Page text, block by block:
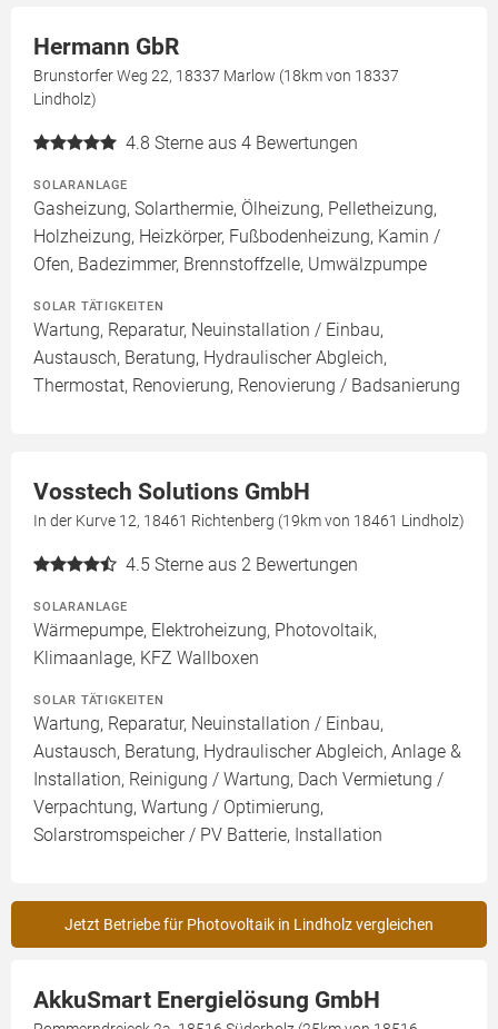
Hermann GbR
Brunstorfer Weg 22, 18337 Marlow (18km von 18337
Lindholz)
4.8 Sterne aus 4 Bewertungen
SOLARANLAGE
Gasheizung, Solarthermie, Ölheizung, Pelletheizung,
Holzheizung, Heizkörper, Fußbodenheizung, Kamin /
Ofen, Badezimmer, Brennstoffzelle, Umwälzpumpe
SOLAR TÄTIGKEITEN
Wartung, Reparatur, Neuinstallation / Einbau,
Austausch, Beratung, Hydraulischer Abgleich,
Thermostat, Renovierung, Renovierung / Badsanierung
Vosstech Solutions GmbH
In der Kurve 12, 18461 Richtenberg (19km von 18461 Lindholz)
4.5 Sterne aus 2 Bewertungen
SOLARANLAGE
Wärmepumpe, Elektroheizung, Photovoltaik,
Klimaanlage, KFZ Wallboxen
SOLAR TÄTIGKEITEN
Wartung, Reparatur, Neuinstallation / Einbau,
Austausch, Beratung, Hydraulischer Abgleich, Anlage &
Installation, Reinigung / Wartung, Dach Vermietung /
Verpachtung, Wartung / Optimierung,
Solarstromspeicher / PV Batterie, Installation
Jetzt Betriebe für Photovoltaik in Lindholz vergleichen
AkkuSmart Energielösung GmbH